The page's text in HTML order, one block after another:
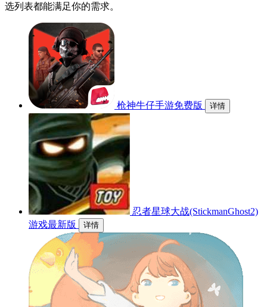
选列表都能满足你的需求。
枪神牛仔手游免费版 详情
忍者星球大战(StickmanGhost2)
游戏最新版
详情